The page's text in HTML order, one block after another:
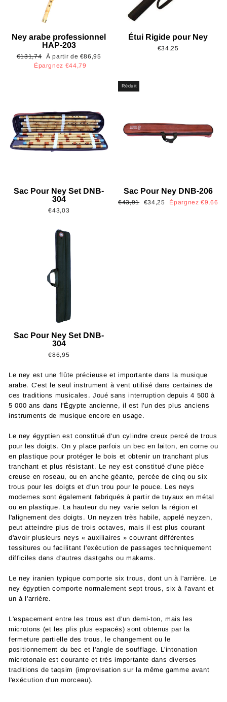
Ney arabe professionnel
HAP-203
Prix
régulier
€131,74
Prix
réduit
À partir de €86,95
Épargnez €44,79
Étui Rigide pour Ney
€34,25
Sac Pour Ney Set DNB-
304
€43,03
Réduit
Sac Pour Ney DNB-206
Prix
€43,91
Prix
€34,25 Épargnez €9,66
Sac Pour Ney Set DNB-
304
€86,95
Le ney est une flûte précieuse et importante dans la musique
arabe. C'est le seul instrument à vent utilisé dans certaines de
ces traditions musicales. Joué sans interruption depuis 4 500 à
5 000 ans dans l'Égypte ancienne, il est l'un des plus anciens
instruments de musique encore en usage.
Le ney égyptien est constitué d'un cylindre creux percé de trous
pour les doigts. On y place parfois un bec en laiton, en corne ou
en plastique pour protéger le bois et obtenir un tranchant plus
tranchant et plus résistant. Le ney est constitué d'une pièce
creuse en roseau, ou en anche géante, percée de cinq ou six
trous pour les doigts et d'un trou pour le pouce. Les neys
modernes sont également fabriqués à partir de tuyaux en métal
ou en plastique. La hauteur du ney varie selon la région et
l'alignement des doigts. Un neyzen très habile, appelé neyzen,
peut atteindre plus de trois octaves, mais il est plus courant
d'avoir plusieurs neys « auxiliaires » couvrant différentes
tessitures ou facilitant l'exécution de passages techniquement
difficiles dans d'autres dastgahs ou makams.
Le ney iranien typique comporte six trous, dont un à l'arrière. Le
ney égyptien comporte normalement sept trous, six à l'avant et
un à l'arrière.
L'espacement entre les trous est d'un demi-ton, mais les
microtons (et les plis plus espacés) sont obtenus par la
fermeture partielle des trous, le changement ou le
positionnement du bec et l'angle de soufflage. L'intonation
microtonale est courante et très importante dans diverses
traditions de taqsim (improvisation sur la même gamme avant
l'exécution d'un morceau).